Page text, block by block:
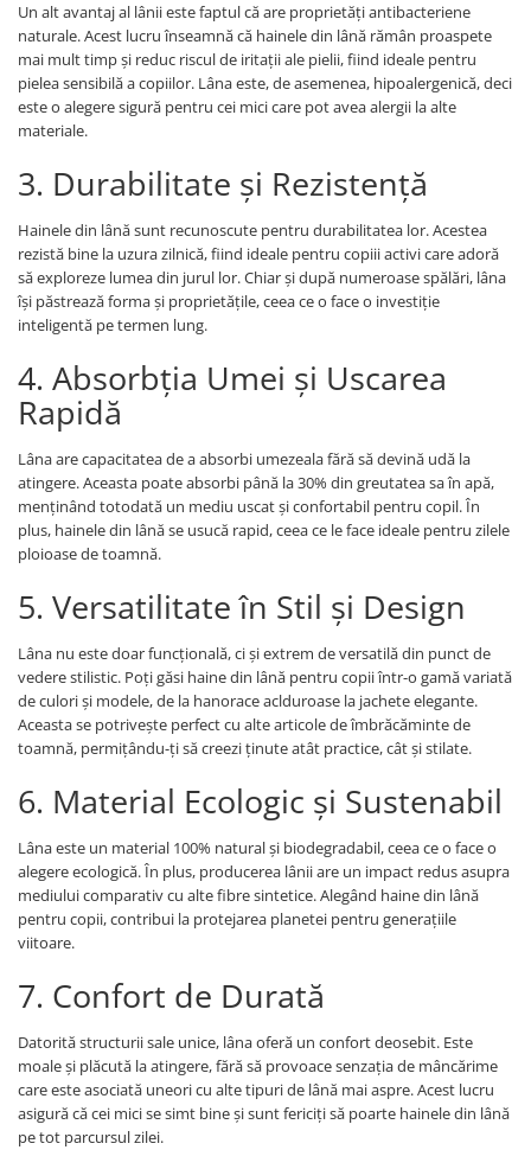
Un alt avantaj al lânii este faptul că are proprietăți antibacteriene
naturale. Acest lucru înseamnă că hainele din lână rămân proaspete
mai mult timp și reduc riscul de iritații ale pielii, fiind ideale pentru
pielea sensibilă a copiilor. Lâna este, de asemenea, hipoalergenică, deci
este o alegere sigură pentru cei mici care pot avea alergii la alte
materiale.
3. Durabilitate și Rezistență
Hainele din lână sunt recunoscute pentru durabilitatea lor. Acestea
rezistă bine la uzura zilnică, fiind ideale pentru copiii activi care adoră
să exploreze lumea din jurul lor. Chiar și după numeroase spălări, lâna
își păstrează forma și proprietățile, ceea ce o face o investiție
inteligentă pe termen lung.
4. Absorbția Umei și Uscarea
Rapidă
Lâna are capacitatea de a absorbi umezeala fără să devină udă la
atingere. Aceasta poate absorbi până la 30% din greutatea sa în apă,
menținând totodată un mediu uscat și confortabil pentru copil. În
plus, hainele din lână se usucă rapid, ceea ce le face ideale pentru zilele
ploioase de toamnă.
5. Versatilitate în Stil și Design
Lâna nu este doar funcțională, ci și extrem de versatilă din punct de
vedere stilistic. Poți găsi haine din lână pentru copii într-o gamă variată
de culori și modele, de la hanorace aclduroase la jachete elegante.
Aceasta se potrivește perfect cu alte articole de îmbrăcăminte de
toamnă, permițându-ți să creezi ținute atât practice, cât și stilate.
6. Material Ecologic și Sustenabil
Lâna este un material 100% natural și biodegradabil, ceea ce o face o
alegere ecologică. În plus, producerea lânii are un impact redus asupra
mediului comparativ cu alte fibre sintetice. Alegând haine din lână
pentru copii, contribui la protejarea planetei pentru generațiile
viitoare.
7. Confort de Durată
Datorită structurii sale unice, lâna oferă un confort deosebit. Este
moale și plăcută la atingere, fără să provoace senzația de mâncărime
care este asociată uneori cu alte tipuri de lână mai aspre. Acest lucru
asigură că cei mici se simt bine și sunt fericiți să poarte hainele din lână
pe tot parcursul zilei.